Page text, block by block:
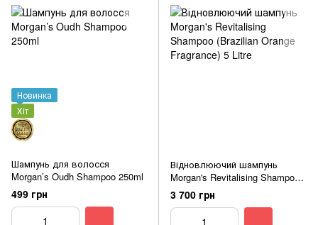
Новинка
Хіт
Шампунь для волосся
Morgan’s Oudh Shampoo 250ml
499 грн
Відновлюючий шампунь
Morgan's Revitalising Shampoo
(Brazilian Orange Fragrance) 5
Litre
3 700 грн